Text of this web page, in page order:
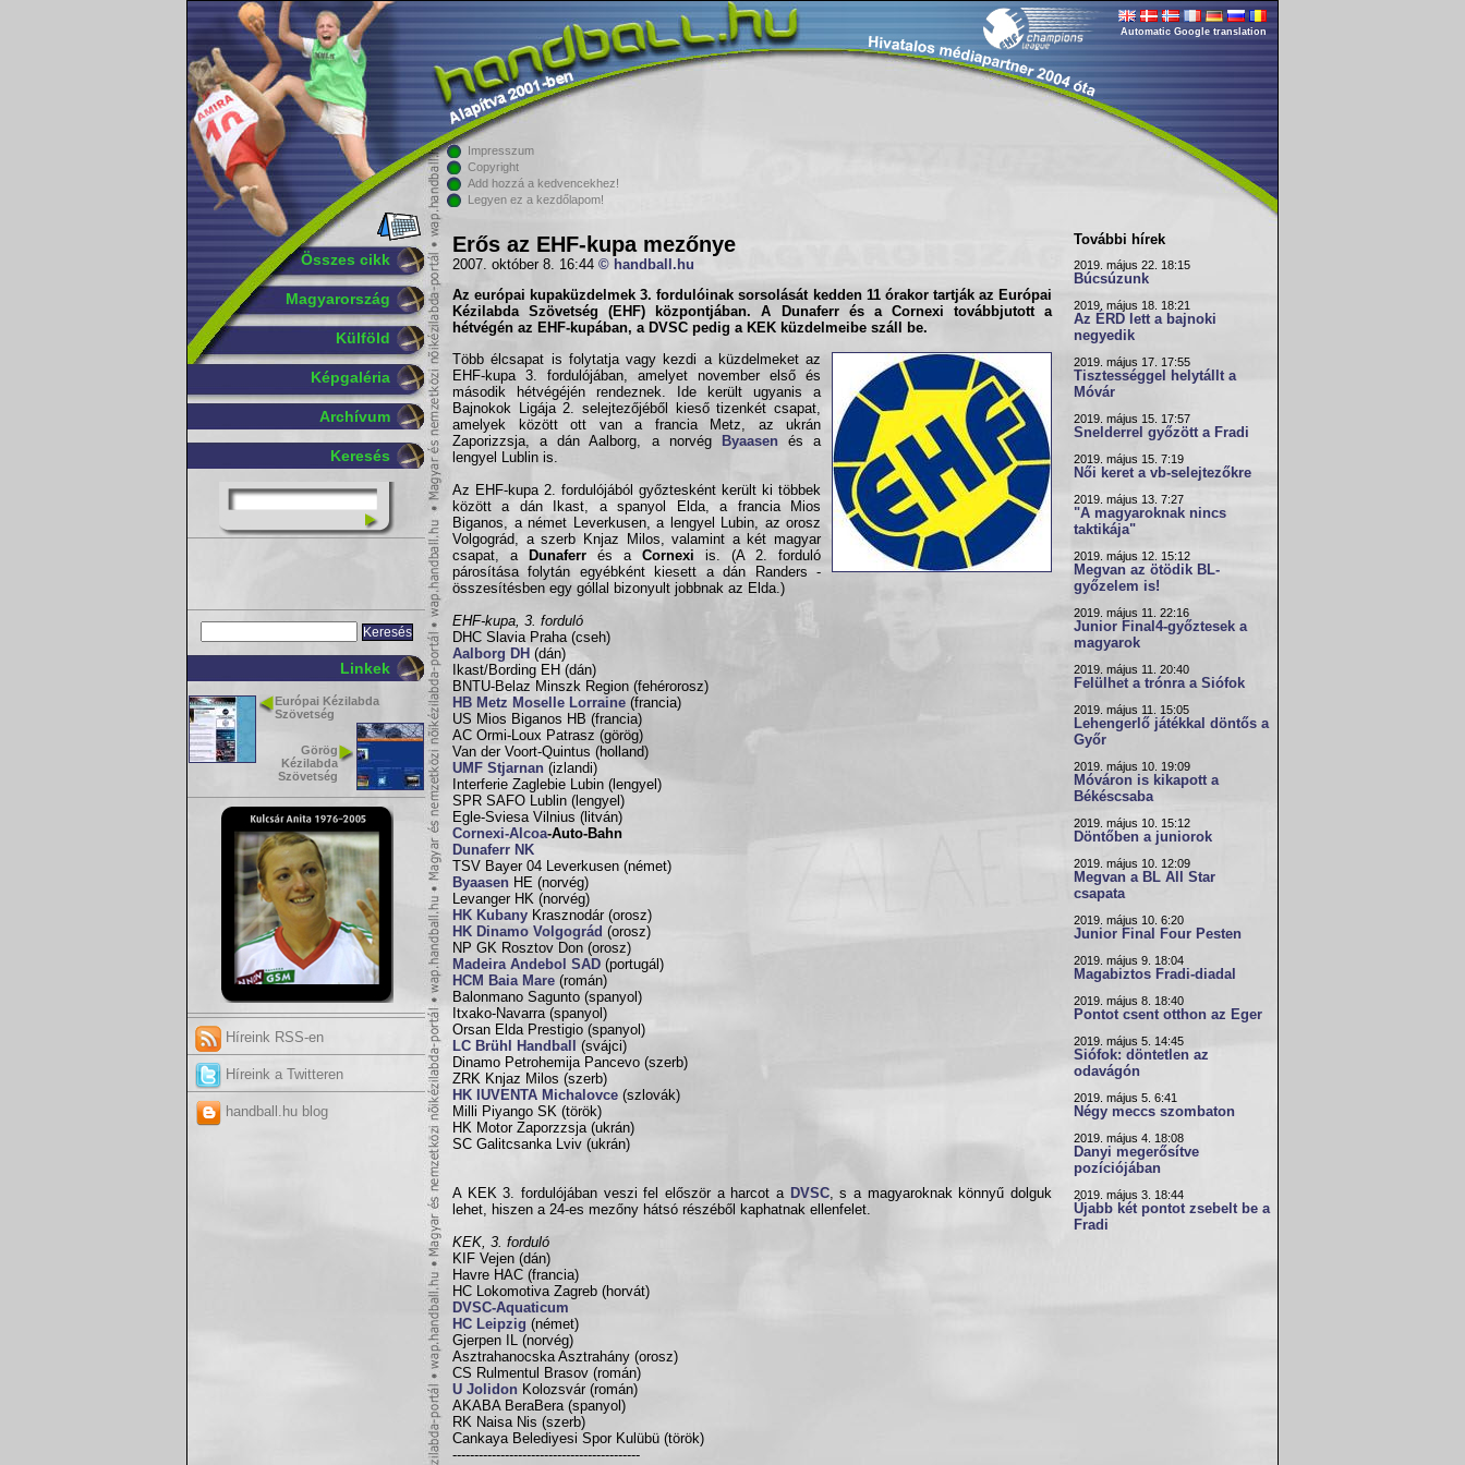
Összes cikk
Magyarország
Külföld
Képgaléria
Archívum
Keresés
Linkek
Európai Kézilabda
Szövetség
Görög
Kézilabda
Szövetség
Híreink RSS-en
Híreink a Twitteren
handball.hu blog
Automatic Google translation
Impresszum
Copyright
Add hozzá a kedvencekhez!
Legyen ez a kezdőlapom!
Erős az EHF-kupa mezőnye
2007. október 8. 16:44 © handball.hu
Az európai kupaküzdelmek3. fordulóinak sorsolását kedden 11 órakor tartják az Európai
Kézilabda Szövetség (EHF) központjában. A
Dunaferrés a Cornexi továbbjutott a
hétvégén az EHF-kupában, a DVSC pedig a KEK küzdelmeibe száll be.
Több élcsapat is folytatja vagy kezdi a küzdelmeket az
EHF-kupa 3. fordulójában, amelyet november első és
második hétvégéjén rendeznek. Ide került ugyanis a
Bajnokok Ligája 2. selejtezőjéből kieső tizenkét csapat,
amelyek között ott van a francia Metz, az ukrán
Zaporizzsja, a dán Aalborg, a norvég
Byaasenés a
lengyel Lublin is.
Az EHF-kupa 2. fordulójából győztesként került ki többek
között a dán Ikast, a spanyol Elda, a francia Mios
Biganos, a német Leverkusen, a lengyel Lubin, az orosz
Volgográd, a szerb Knjaz Milos, valamint a két magyar
csapat, a
Dunaferr és a Cornexi is. (A 2. forduló
párosítása folytán egyébként kiesett a dán Randers -
összesítésben egy góllal bizonyult jobbnak az Elda.)
EHF-kupa, 3. forduló
DHC Slavia Praha (cseh)
Aalborg DH (dán)
Ikast/Bording EH (dán)
BNTU-Belaz Minszk Region (fehérorosz)
HB Metz Moselle Lorraine (francia)
US Mios Biganos HB (francia)
AC Ormi-Loux Patrasz (görög)
Van der Voort-Quintus (holland)
UMF Stjarnan (izlandi)
Interferie Zaglebie Lubin (lengyel)
SPR SAFO Lublin (lengyel)
Egle-Sviesa Vilnius (litván)
Cornexi-Alcoa-Auto-Bahn
Dunaferr NK
TSV Bayer 04 Leverkusen (német)
Byaasen HE (norvég)
Levanger HK (norvég)
HK Kubany Krasznodár (orosz)
HK Dinamo Volgográd (orosz)
NP GK Rosztov Don (orosz)
Madeira Andebol SAD (portugál)
HCM Baia Mare (román)
Balonmano Sagunto (spanyol)
Itxako-Navarra (spanyol)
Orsan Elda Prestigio (spanyol)
LC Brühl Handball
(svájci)
Dinamo Petrohemija Pancevo (szerb)
ZRK Knjaz Milos (szerb)
HK IUVENTA Michalovce (szlovák)
Milli Piyango SK (török)
HK Motor Zaporzzsja (ukrán)
SC Galitcsanka Lviv (ukrán)
A KEK 3. fordulójában veszi fel először a harcot a DVSC, s a magyaroknak könnyű dolguk
lehet, hiszen a 24-es mezőny hátsó részéből kaphatnak ellenfelet.
KEK, 3. forduló
KIF Vejen (dán)
Havre HAC (francia)
HC Lokomotiva Zagreb (horvát)
DVSC-Aquaticum
HC Leipzig (német)
Gjerpen IL (norvég)
Asztrahanocska Asztrahány (orosz)
CS Rulmentul Brasov (román)
U Jolidon Kolozsvár (román)
AKABA BeraBera (spanyol)
RK Naisa Nis (szerb)
Cankaya Belediyesi Spor Kulübü (török)
-------------------------------------------
További hírek
2019. május 22. 18:15
Búcsúzunk
2019. május 18. 18:21
Az ÉRD lett a bajnoki
negyedik
2019. május 17. 17:55
Tisztességgel helytállt a
Móvár
2019. május 15. 17:57
Snelderrel győzött a Fradi
2019. május 15. 7:19
Női keret a vb-selejtezőkre
2019. május 13. 7:27
"A magyaroknak nincs
taktikája"
2019. május 12. 15:12
Megvan az ötödik BL-
győzelem is!
2019. május 11. 22:16
Junior Final4-győztesek a
magyarok
2019. május 11. 20:40
Felülhet a trónra a Siófok
2019. május 11. 15:05
Lehengerlő játékkal döntős a
Győr
2019. május 10. 19:09
Móváron is kikapott a
Békéscsaba
2019. május 10. 15:12
Döntőben a juniorok
2019. május 10. 12:09
Megvan a BL All Star
csapata
2019. május 10. 6:20
Junior Final Four Pesten
2019. május 9. 18:04
Magabiztos Fradi-diadal
2019. május 8. 18:40
Pontot csent otthon az Eger
2019. május 5. 14:45
Siófok: döntetlen az
odavágón
2019. május 5. 6:41
Négy meccs szombaton
2019. május 4. 18:08
Danyi megerősítve
pozíciójában
2019. május 3. 18:44
Újabb két pontot zsebelt be a
Fradi